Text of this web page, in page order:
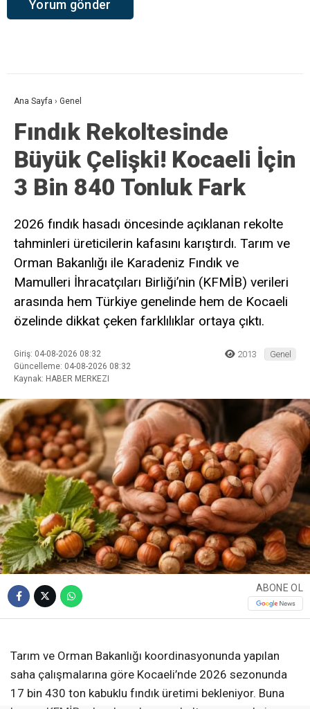
Daha sonraki yorumlarımda kullanılması için adım, e-posta adresim
ve site adresim bu tarayıcıya kaydedilsin.
Ana Sayfa›Genel
Fındık Rekoltesinde
Büyük Çelişki! Kocaeli İçin
3 Bin 840 Tonluk Fark
2026 fındık hasadı öncesinde açıklanan rekolte
tahminleri üreticilerin kafasını karıştırdı. Tarım ve
Orman Bakanlığı ile Karadeniz Fındık ve
Mamulleri İhracatçıları Birliği’nin (KFMİB) verileri
arasında hem Türkiye genelinde hem de Kocaeli
özelinde dikkat çeken farklılıklar ortaya çıktı.
Giriş: 04-08-2026 08:32
Güncelleme: 04-08-2026 08:32
2013 Genel